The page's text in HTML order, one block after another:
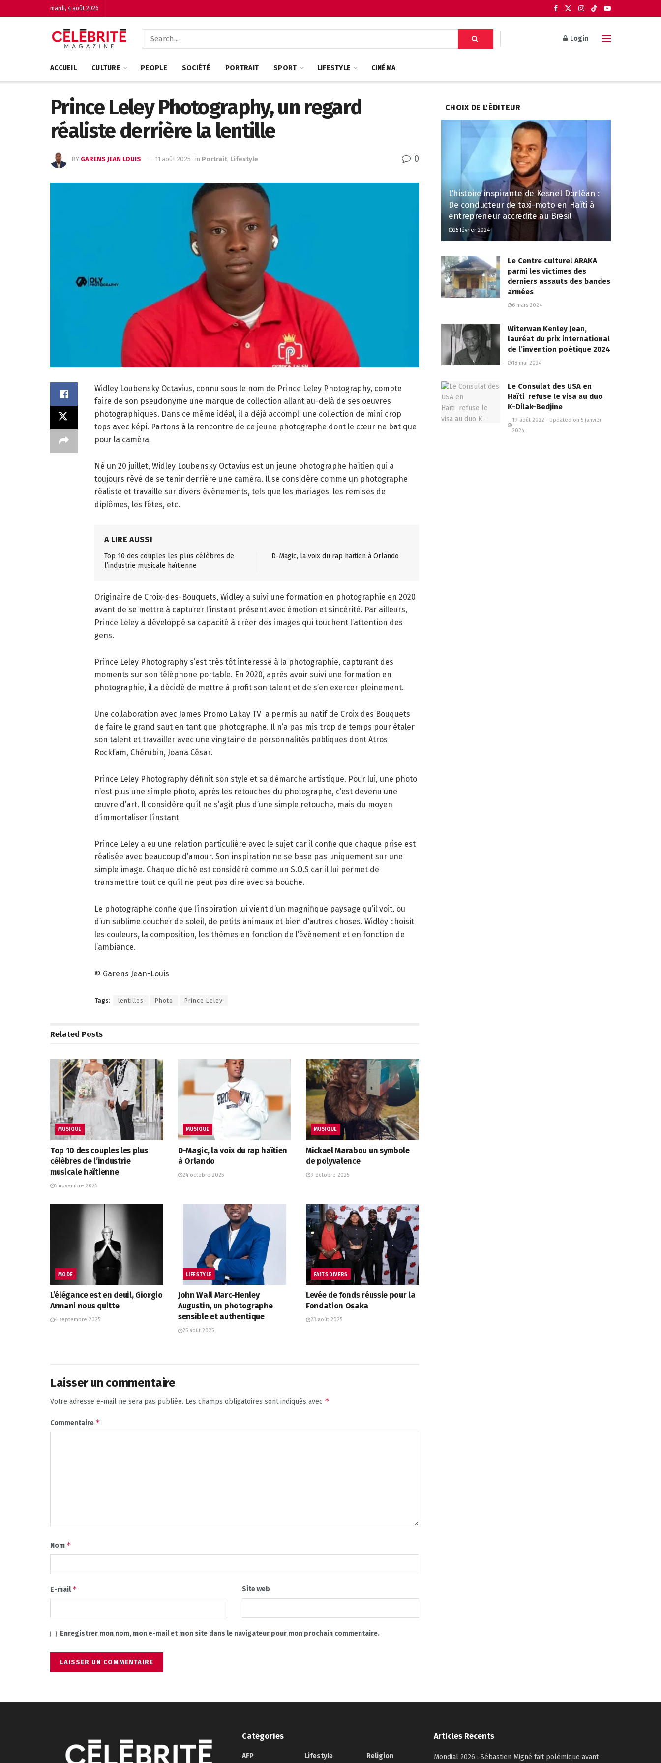
mardi, 4 août 2026
Login
ACCUEIL CULTURE PEOPLE SOCIÉTÉ PORTRAIT SPORT LIFESTYLE CINÉMA
Prince Leley Photography, un regard
réaliste derrière la lentille
BY GARENS JEAN LOUIS 11 août 2025 in Portrait, Lifestyle 0
Widley Loubensky Octavius, connu sous le nom de Prince Leley Photography, compte
faire de son pseudonyme une marque de collection allant au-delà de ses oeuvres
photographiques. Dans ce même idéal, il a déjà accompli une collection de mini crop
tops avec képi. Partons à la rencontre de ce jeune photographe dont le cœur ne bat que
pour la caméra.
Né un 20 juillet, Widley Loubensky Octavius est un jeune photographe haïtien qui a
toujours rêvé de se tenir derrière une caméra. Il se considère comme un photographe
réaliste et travaille sur divers événements, tels que les mariages, les remises de
diplômes, les fêtes, etc.
A LIRE AUSSI
Top 10 des couples les plus célèbres de
l’industrie musicale haïtienne
D-Magic, la voix du rap haïtien à Orlando
Originaire de Croix-des-Bouquets, Widley a suivi une formation en photographie en 2020
avant de se mettre à capturer l’instant présent avec émotion et sincérité. Par ailleurs,
Prince Leley a développé sa capacité à créer des images qui touchent l’attention des
gens.
Prince Leley Photography s’est très tôt interessé à la photographie, capturant des
moments sur son téléphone portable. En 2020, après avoir suivi une formation en
photographie, il a décidé de mettre à profit son talent et de s’en exercer pleinement.
Une collaboration avec James Promo Lakay TV a permis au natif de Croix des Bouquets
de faire le grand saut en tant que photographe. Il n’a pas mis trop de temps pour étaler
son talent et travailler avec une vingtaine de personnalités publiques dont Atros
Rockfam, Chérubin, Joana César.
Prince Leley Photography définit son style et sa démarche artistique. Pour lui, une photo
n’est plus une simple photo, après les retouches du photographe, c’est devenu une
œuvre d’art. Il considère qu’il ne s’agit plus d’une simple retouche, mais du moyen
d’immortaliser l’instant.
Prince Leley a eu une relation particulière avec le sujet car il confie que chaque prise est
réalisée avec beaucoup d’amour. Son inspiration ne se base pas uniquement sur une
simple image. Chaque cliché est considéré comme un S.O.S car il lui permet de
transmettre tout ce qu’il ne peut pas dire avec sa bouche.
Le photographe confie que l’inspiration lui vient d’un magnifique paysage qu’il voit, ou
d’un sublime coucher de soleil, de petits animaux et bien d’autres choses. Widley choisit
les couleurs, la composition, les thèmes en fonction de l’événement et en fonction de
l’ambiance.
© Garens Jean-Louis
Tags: lentilles Photo Prince Leley
Related Posts
MUSIQUE
Top 10 des couples les plus
célèbres de l’industrie
musicale haïtienne
5 novembre 2025
MUSIQUE
D-Magic, la voix du rap haïtien
à Orlando
24 octobre 2025
MUSIQUE
Mickael Marabou un symbole
de polyvalence
9 octobre 2025
MODE
L’élégance est en deuil, Giorgio
Armani nous quitte
4 septembre 2025
LIFESTYLE
John Wall Marc-Henley
Augustin, un photographe
sensible et authentique
25 août 2025
FAITS DIVERS
Levée de fonds réussie pour la
Fondation Osaka
23 août 2025
Laisser un commentaire
Votre adresse e-mail ne sera pas publiée. Les champs obligatoires sont indiqués avec *
Commentaire *
Nom *
E-mail* Site web
Enregistrer mon nom, mon e-mail et mon site dans le navigateur pour mon prochain commentaire.
CHOIX DE L'ÉDITEUR
L’histoire inspirante de Kesnel Dorléan :
De conducteur de taxi-moto en Haïti à
entrepreneur accrédité au Brésil
25 février 2024
Le Centre culturel ARAKA
parmi les victimes des
derniers assauts des bandes
armées
6 mars 2024
Witerwan Kenley Jean,
lauréat du prix international
de l’invention poétique 2024
18 mai 2024
Le Consulat des USA en
Haïti refuse le visa au duo
K-Dilak-Bedjine
19 août 2022 - Updated on 5 janvier
2024
Catégories
AFP Lifestyle Religion
Articles Récents
Mondial 2026 : Sébastien Migné fait polémique avant